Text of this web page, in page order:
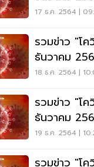
17 ธ.ค. 2564 |
รวมข่าว "โ
ธันวาคม
18 ธ.ค. 2564 |
รวมข่าว "โ
ธันวาคม
19 ธ.ค. 2564 |
รวมข่าว "โ